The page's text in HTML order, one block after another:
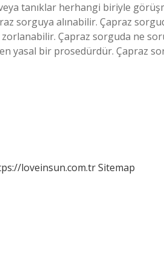
tanıklar herhangi biriyle
sorguya alınabilir. Çapraz
Çapraz sorguda ne
yasal bir prosedürdür. Çapraz
loveinsun.com.trSitemap